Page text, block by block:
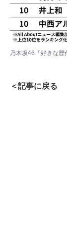
乃木坂46「好きな歴
＜記事に戻る